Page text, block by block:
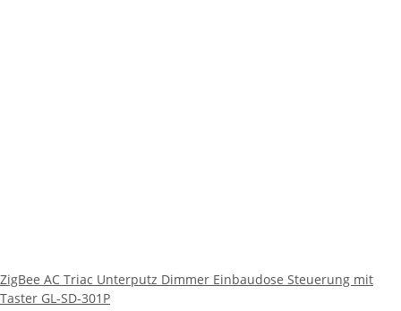
ZigBee AC Triac Unterputz Dimmer Einbaudose Steuerung mit
Taster GL-SD-301P